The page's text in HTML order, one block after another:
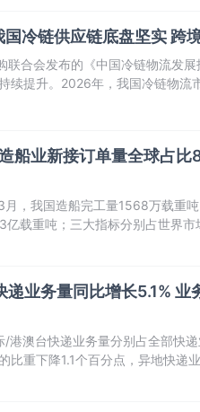
冷链供应链底盘坚实 跨
联合会发布的《中国冷链物流发
续提升。2026年，我国冷链物流
行业、跨领域、跨国界融合发展的
船业新接订单量全球占
，我国造船完工量1568万载重
载重吨；三大指标分别占世界市
业务量同比增长5.1% 业
港澳台快递业务量分别占全部快
比重下降1.1个百分点，异地快递
分点。